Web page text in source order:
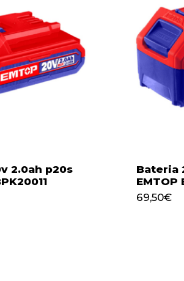
productos en el
carrito.
Go to shop
2.0ah p20s
Bateria
EMTOP
69,50€
69,50€